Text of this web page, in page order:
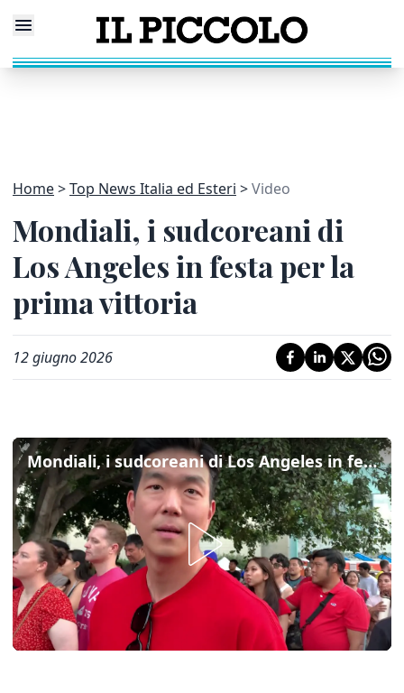
Home Top News Italia ed Esteri Video
Mondiali, i sudcoreani di
Los Angeles in festa per la
prima vittoria
12 giugno 2026
Mondiali, i sudcoreani di Los Angeles in festa per la prima vittoria